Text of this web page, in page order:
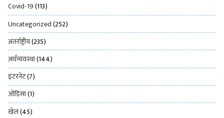
Covid-19(113)
Uncategorized(252)
अंतर्राष्ट्रीय(235)
अर्थव्यवस्था(144)
इंटरनेट(7)
ओड़िसा(1)
खेल(45)